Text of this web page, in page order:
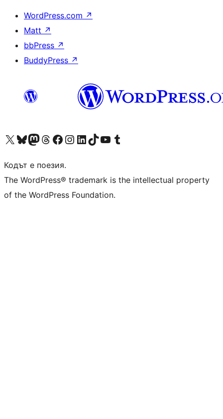
WordPress.com ↗
Matt ↗
bbPress ↗
BuddyPress ↗
Visit our X (formerly Twitter) account
Visit our Bluesky account
Visit our Mastodon account
Visit our Threads account
Посетете нашата страница във Facebook
Посетете нашия профил в Instagram
Посетете нашия профил в LinkedIn
Visit our TikTok account
Visit our YouTube channel
Visit our Tumblr account
Кодът е поезия.
The WordPress® trademark is the intellectual property
of the WordPress Foundation.